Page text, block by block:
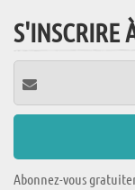
S'INSCRIRE
Abonnez-vous